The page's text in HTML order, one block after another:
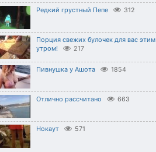
Редкий грустный Пепе 312
Порция свежих булочек для вас этим
утром!
217
Пивнушка у Ашота 1854
Отлично рассчитано 663
Нокаут 571